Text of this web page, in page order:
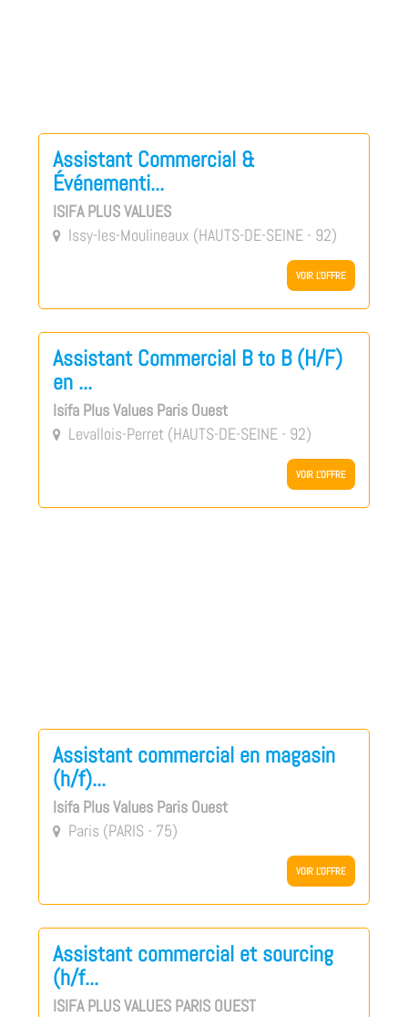
Assistant Commercial &
Événementi...
ISIFA PLUS VALUES
 Issy-les-Moulineaux (HAUTS-DE-SEINE - 92)
VOIR L'OFFRE
Assistant Commercial B to B (H/F)
en ...
Isifa Plus Values Paris Ouest
 Levallois-Perret (HAUTS-DE-SEINE - 92)
VOIR L'OFFRE
Assistant commercial en magasin
(h/f)...
Isifa Plus Values Paris Ouest
 Paris (PARIS - 75)
VOIR L'OFFRE
Assistant commercial et sourcing
(h/f...
ISIFA PLUS VALUES PARIS OUEST